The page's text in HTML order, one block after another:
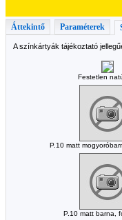
Áttekintő Paraméterek
A színkártyák tájékoztató
Festetlen
P.10 matt
P.10 matt barna,